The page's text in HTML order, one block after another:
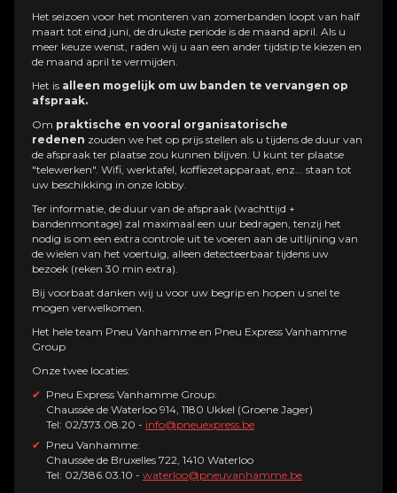
Het seizoen voor het monteren van zomerbanden loopt van half
maart tot eind juni, de drukste periode is de maand april. Als u
meer keuze wenst, raden wij u aan een ander tijdstip te kiezen en
de maand april te vermijden.
Het is alleen mogelijk om uw banden te vervangen op
afspraak.
Om praktische en vooral organisatorische
redenen zouden we het op prijs stellen als u tijdens de duur van
de afspraak ter plaatse zou kunnen blijven. U kunt ter plaatse
"telewerken". Wifi, werktafel, koffiezetapparaat, enz... staan ​​tot
uw beschikking in onze lobby.
Ter informatie, de duur van de afspraak (wachttijd +
bandenmontage) zal maximaal een uur bedragen, tenzij het
nodig is om een ​​extra controle uit te voeren aan de uitlijning van
de wielen van het voertuig, alleen detecteerbaar tijdens uw
bezoek (reken 30 min extra).
Bij voorbaat danken wij u voor uw begrip en hopen u snel te
mogen verwelkomen.
Het hele team Pneu Vanhamme en Pneu Express Vanhamme
Group
Onze twee locaties:
Pneu Express Vanhamme Group:
Chaussée de Waterloo 914, 1180 Ukkel (Groene Jager)
Tel: 02/373.08.20 - info@pneuexpress.be
Pneu Vanhamme:
Chaussée de Bruxelles 722, 1410 Waterloo
Tel: 02/386.03.10 - waterloo@pneuvanhamme.be